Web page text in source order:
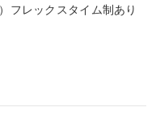
フレックスタイム制あり